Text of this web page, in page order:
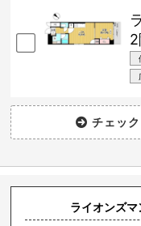
ライオンズ